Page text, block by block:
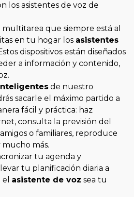
los asistentes de voz de
multitarea que siempre está al
en tu hogar los asistentes
dispositivos están diseñados
a información y contenido,
de nuestro
sacarle el máximo partido a
fácil y práctica: haz
consulta la previsión del
o familiares, reproduce
más.
tu agenda y
tu planificación diaria a
asistente de voz sea tu